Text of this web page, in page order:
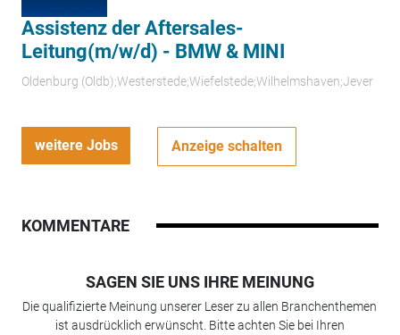
Assistenz der Aftersales-
Leitung(m/w/d) - BMW & MINI
Oldenburg (Oldb);Westerstede;Wiefelstede;Wilhelmshaven;Jever
weitere Jobs Anzeige schalten
KOMMENTARE
SAGEN SIE UNS IHRE MEINUNG
Die qualifizierte Meinung unserer Leser zu allen Branchenthemen
ist ausdrücklich erwünscht. Bitte achten Sie bei Ihren